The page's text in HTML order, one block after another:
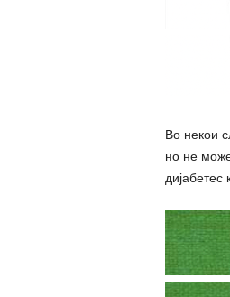
Во некои
но не
дијабетес